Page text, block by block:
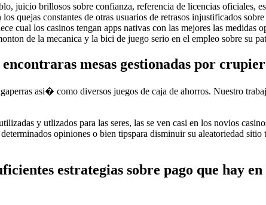
juicio brillosos sobre confianza, referencia de licencias oficiales,
quejas constantes de otras usuarios de retrasos injustificados
cual los casinos tengan apps nativas con las mejores las
de la mecanica y la bici de juego serio en el empleo sobre su
mesas gestionadas por
asi� como diversos juegos de caja de ahorros. Nuestro
y utlizados para las seres, las se ven casi en los novios
opiniones o bien tipspara disminuir su aleatoriedad
estrategias sobre pago que hay